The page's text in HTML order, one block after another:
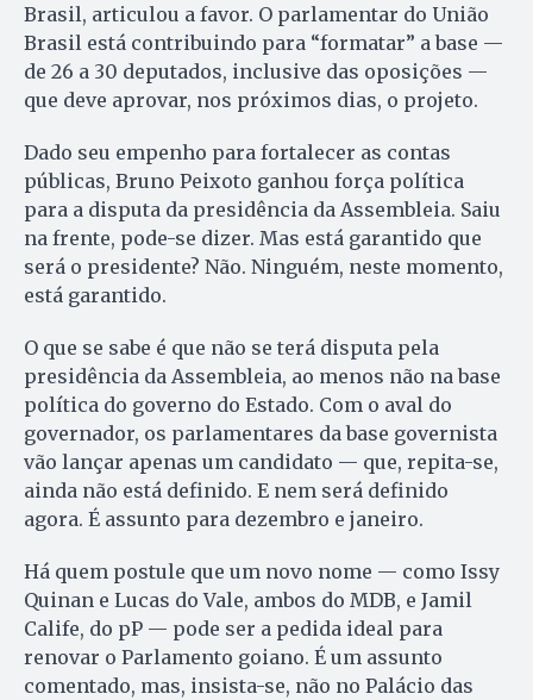
Brasil, articulou a favor. O parlamentar do União
Brasil está contribuindo para “formatar” a base —
de 26 a 30 deputados, inclusive das oposições —
que deve aprovar, nos próximos dias, o projeto.
Dado seu empenho para fortalecer as contas
públicas, Bruno Peixoto ganhou força política
para a disputa da presidência da Assembleia. Saiu
na frente, pode-se dizer. Mas está garantido que
será o presidente? Não. Ninguém, neste momento,
está garantido.
O que se sabe é que não se terá disputa pela
presidência da Assembleia, ao menos não na base
política do governo do Estado. Com o aval do
governador, os parlamentares da base governista
vão lançar apenas um candidato — que, repita-se,
ainda não está definido. E nem será definido
agora. É assunto para dezembro e janeiro.
Há quem postule que um novo nome — como Issy
Quinan e Lucas do Vale, ambos do MDB, e Jamil
Calife, do pP — pode ser a pedida ideal para
renovar o Parlamento goiano. É um assunto
comentado, mas, insista-se, não no Palácio das